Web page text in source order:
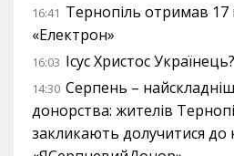
16:41 Тернопіль отримав 17
«Електрон»
16:03 Ісус Христос Українець?
14:30 Серпень –
донорства: жителів
закликають долучитися до